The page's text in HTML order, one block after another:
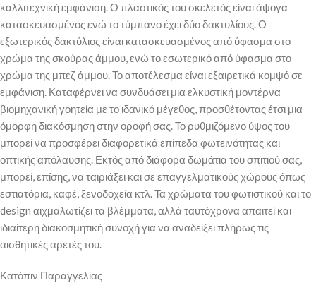
καλλιτεχνική εμφάνιση. Ο πλαστικός του σκελετός είναι άψογα
κατασκευασμένος ενώ το τύμπανο έχει δύο δακτυλίους. Ο
εξωτερικός δακτύλιος είναι κατασκευασμένος από ύφασμα στο
χρώμα της σκούρας άμμου, ενώ το εσωτερικό από ύφασμα στο
χρώμα της μπεζ άμμου. Το αποτέλεσμα είναι εξαιρετικά κομψό σε
εμφάνιση. Καταφέρνει να συνδυάσει μια ελκυστική μοντέρνα
βιομηχανική γοητεία με το ιδανικό μέγεθος, προσθέτοντας έτσι μια
όμορφη διακόσμηση στην οροφή σας. Το ρυθμιζόμενο ύψος του
μπορεί να προσφέρει διαφορετικά επίπεδα φωτεινότητας και
οπτικής απόλαυσης. Εκτός από διάφορα δωμάτια του σπιτιού σας,
μπορεί, επίσης, να ταιριάξει και σε επαγγελματικούς χώρους όπως
εστιατόρια, καφέ, ξενοδοχεία κτλ. Τα χρώματα του φωτιστικού και το
design αιχμαλωτίζει τα βλέμματα, αλλά ταυτόχρονα απαιτεί και
ιδιαίτερη διακοσμητική συνοχή για να αναδείξει πλήρως τις
αισθητικές αρετές του.
Κατόπιν Παραγγελίας